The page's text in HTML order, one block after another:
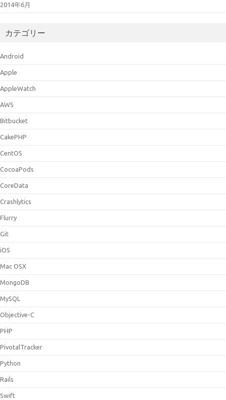
2014年6月
カテゴリー
Android
Apple
AppleWatch
AWS
Bitbucket
CakePHP
CentOS
CocoaPods
CoreData
Crashlytics
Flurry
Git
iOS
Mac OSX
MongoDB
MySQL
Objective-C
PHP
PivotalTracker
Python
Rails
Swift